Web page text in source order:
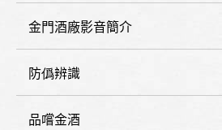
金門酒廠影音簡介
防僞辨識
品嚐金酒